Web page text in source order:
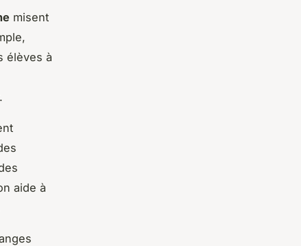
misent
élèves à
aide à